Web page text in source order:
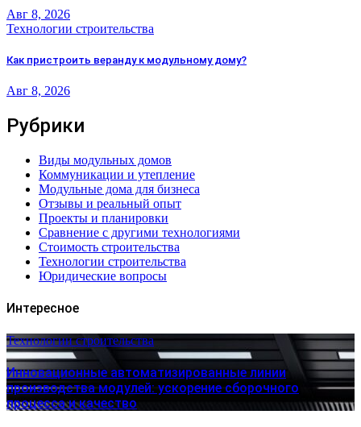
Авг 8, 2026
Технологии строительства
Как пристроить веранду к модульному дому?
Авг 8, 2026
Рубрики
Виды модульных домов
Коммуникации и утепление
Модульные дома для бизнеса
Отзывы и реальный опыт
Проекты и планировки
Сравнение с другими технологиями
Стоимость строительства
Технологии строительства
Юридические вопросы
Интересное
Технологии строительства
Инновационные автоматизированные линии
производства модулей: ускорение сборочного
процесса и качество